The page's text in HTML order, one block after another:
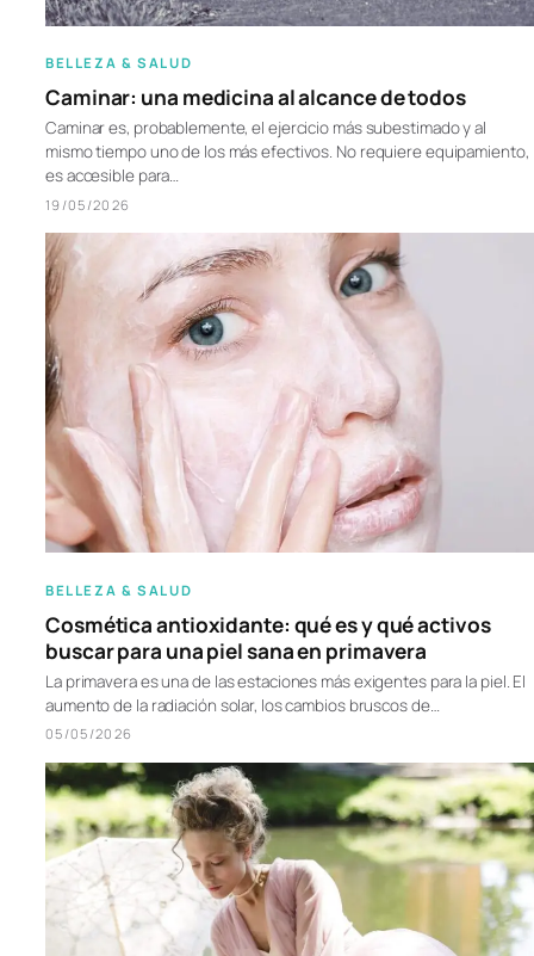
BELLEZA & SALUD
Caminar: una medicina al alcance de todos
Caminar es, probablemente, el ejercicio más subestimado y al
mismo tiempo uno de los más efectivos. No requiere equipamiento,
es accesible para…
19/05/2026
BELLEZA & SALUD
Cosmética antioxidante: qué es y qué activos
buscar para una piel sana en primavera
La primavera es una de las estaciones más exigentes para la piel. El
aumento de la radiación solar, los cambios bruscos de…
05/05/2026